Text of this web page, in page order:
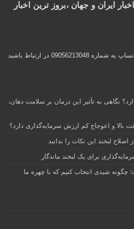
ایران و جهان ،بروز ترین اخبار
در ارتباط باشید
نگاهی به تأثیر این درمان بر سلامت دهان،
و اعوجاج کم ارزش سرمایه‌گذاری دارد؟
لبخند این نکات را بدانید
برای یک لبخند ماندگار
شیدی انتخاب کنیم که با چهره ما